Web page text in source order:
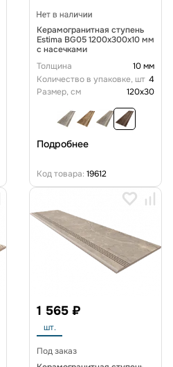
Керамогранитная ступень
Estima BG05 1200x300x10 мм
с насечками
Толщина
10 мм
Количество в упаковке, шт 4
Размер, см
120x30
Подробнее
Код товара: 19612
1 565 ₽
шт.
Под заказ